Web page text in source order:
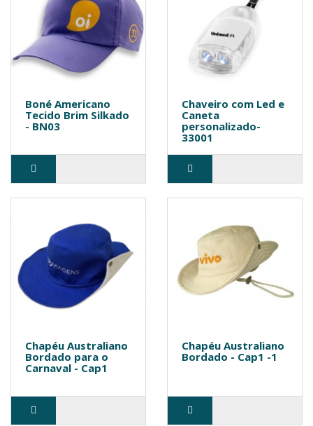
Boné Americano
Tecido Brim Silkado
- BN03
Chaveiro com Led e
Caneta
personalizado-
33001
Chapéu Australiano
Bordado para o
Carnaval - Cap1
Chapéu Australiano
Bordado - Cap1 -1